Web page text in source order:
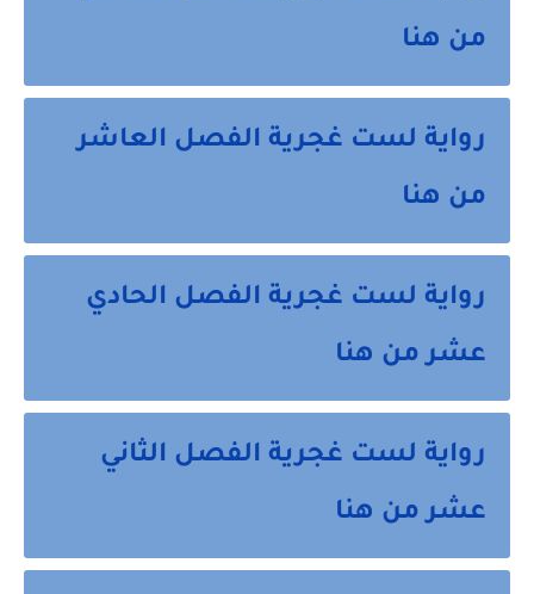
من هنا
رواية لست غجرية الفصل العاشر
من هنا
رواية لست غجرية الفصل الحادي
عشر من هنا
رواية لست غجرية الفصل الثاني
عشر من هنا